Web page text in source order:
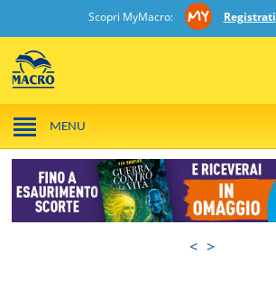
Scopri MyMacro: Registrati
MENU
< >